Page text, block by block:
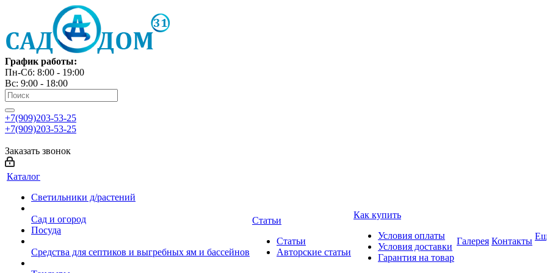
График работы:
Пн-Сб: 8:00 - 19:00
Вс: 9:00 - 18:00
+7(909)203-53-25
+7(909)203-53-25
Заказать звонок
Каталог
Светильники д/растений
Сад и огород
Посуда
Средства для септиков и выгребных ям и бассейнов
Статьи
Статьи
Авторские статьи
Как купить
Условия оплаты
Условия доставки
Гарантия на товар
Галерея Контакты